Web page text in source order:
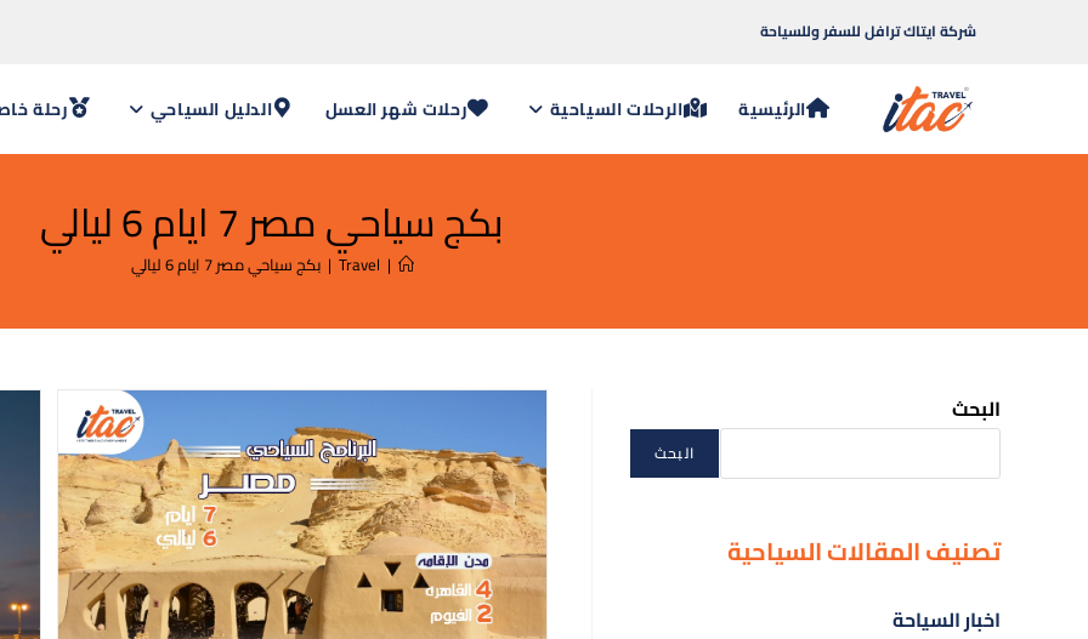
شركة ايتاك ترافل للسفر وللسياحة
رحلة الدليل السياحي رحلات شهر العسل الرحلات السياحية الرئيسية
بكج سياحي مصر 7 ايام 6 ليالي
|
Travel
| بكج سياحي مصر 7 ايام 6 ليالي
البحث
البحث
تصنيف المقالات السياحية
اخبار السياحة